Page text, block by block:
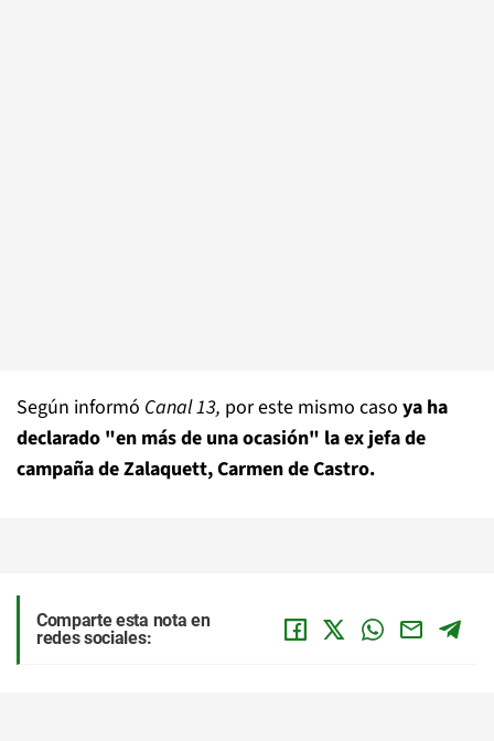
Según informó Canal 13, por este mismo caso ya ha
declarado "en más de una ocasión" la ex jefa de
campaña de Zalaquett, Carmen de Castro.
Comparte esta nota en
redes sociales: